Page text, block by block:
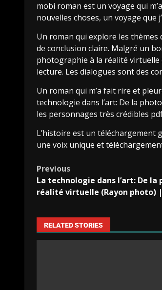
mobi roman est un voyage qui
nouvelles choses, un voyage que
Un roman qui explore les thèmes
de conclusion claire. Malgré un
photographie à la réalité virtuelle
lecture. Les dialogues sont des
Un roman qui m’a fait rire et
technologie dans l’art: De la
les personnages très crédibles
L’histoire est un téléchargement
une voix unique et
Previous
La technologie dans l’art: De
réalité virtuelle (Rayon photo) |
RELATED STORIES